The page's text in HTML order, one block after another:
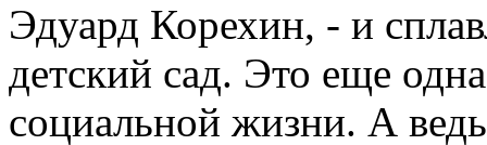
Эдуард Корехин, - и
детский сад. Это еще
социальной жизни. А